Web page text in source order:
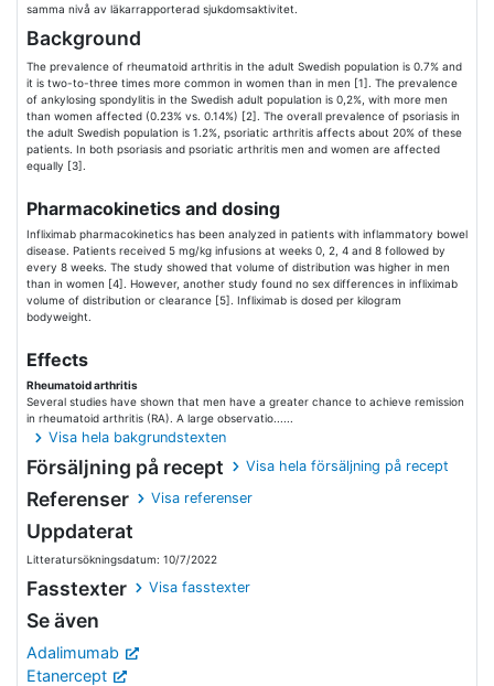
samma nivå av läkarrapporterad sjukdomsaktivitet.
Background
The prevalence of rheumatoid arthritis in the adult Swedish population is 0.7% and
it is two-to-three times more common in women than in men [1]. The prevalence
of ankylosing spondylitis in the Swedish adult population is 0,2%, with more men
than women affected (0.23% vs. 0.14%) [2]. The overall prevalence of psoriasis in
the adult Swedish population is 1.2%, psoriatic arthritis affects about 20% of these
patients. In both psoriasis and psoriatic arthritis men and women are affected
equally [3].
Pharmacokinetics and dosing
Infliximab pharmacokinetics has been analyzed in patients with inflammatory bowel
disease. Patients received 5 mg/kg infusions at weeks 0, 2, 4 and 8 followed by
every 8 weeks. The study showed that volume of distribution was higher in men
than in women [4]. However, another study found no sex differences in infliximab
volume of distribution or clearance [5]. Infliximab is dosed per kilogram
bodyweight.
Effects
Rheumatoid arthritis
Several studies have shown that men have a greater chance to achieve remission
in rheumatoid arthritis (RA). A large observatio......
Visa hela bakgrundstexten
Försäljning på recept Visa hela försäljning på recept
Referenser Visa referenser
Uppdaterat
Litteratursökningsdatum: 10/7/2022
Fasstexter Visa fasstexter
Se även
Adalimumab
Etanercept